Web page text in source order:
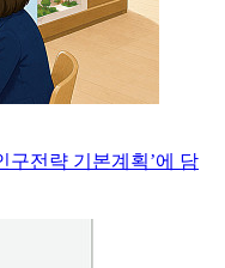
구전략 기본계획’에 담